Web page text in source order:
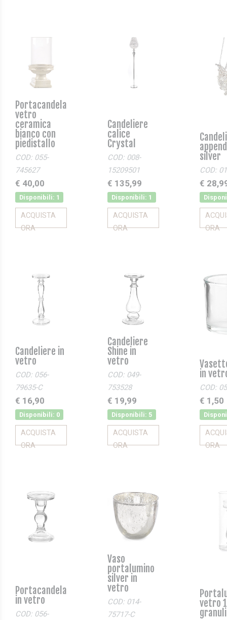
Portacandela
vetro
ceramica
bianco con
piedistallo
COD: 055-
745627
€ 40,00
Disponibili: 1
ACQUISTA
ORA
Candeliere
calice
Crystal
COD: 008-
15209501
€ 135,99
Disponibili: 1
ACQUISTA
ORA
silver
COD:
€
ORA
Candeliere in
vetro
COD: 056-
79635-C
€ 16,90
Disponibili: 0
ACQUISTA
ORA
Candeliere
Shine in
vetro
COD: 049-
753528
€ 19,99
Disponibili: 5
ACQUISTA
ORA
in
COD:
€ 1,50
ORA
Portacandela
in vetro
COD: 056-
Vaso
portalumino
silver in
vetro
COD: 014-
75717-C
vetro